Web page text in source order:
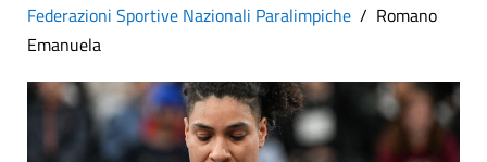
Federazioni Sportive Nazionali Paralimpiche
Romano
Emanuela